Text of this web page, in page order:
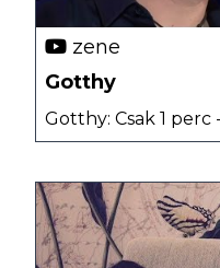
zene
Gotthy
Gotthy: Csak 1 perc